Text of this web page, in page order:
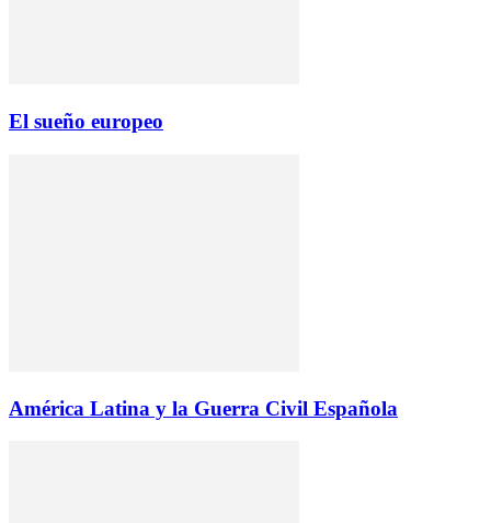
El sueño europeo
América Latina y la Guerra Civil Española